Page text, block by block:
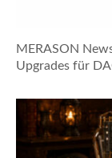
MERASON
Upgrades für